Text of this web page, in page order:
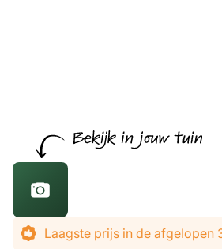
De prijs is afhankelijk van de gekozen
Laagste prijs in de afgelopen